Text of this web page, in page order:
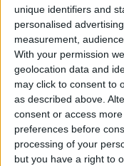
unique identifiers and
personalised
measurement,
With your permission
geolocation data and
may click to consent to
as described above.
consent or access
preferences before
processing of your
but you have a right to
Akliouche victime
Sorti à la 84e minute du
Akliouche souffre
1 COMMENT
Entorse du genou
5 avril 2026